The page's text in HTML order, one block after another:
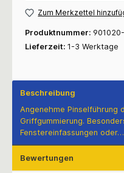
Zum Merkzettel
Produktnummer: 901020-
Lieferzeit: 1-3 Werktage
Beschreibung
Angenehme Pinselführung
Griffgummierung.
Fenstereinfassungen oder…
Bewertungen